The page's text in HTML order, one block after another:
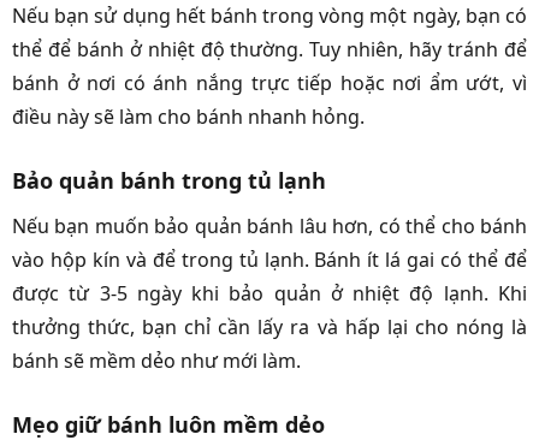
Nếu bạn sử dụng hết bánh trong vòng một ngày, bạn có
thể để bánh ở nhiệt độ thường. Tuy nhiên, hãy tránh để
bánh ở nơi có ánh nắng trực tiếp hoặc nơi ẩm ướt, vì
điều này sẽ làm cho bánh nhanh hỏng.
Bảo quản bánh trong tủ lạnh
Nếu bạn muốn bảo quản bánh lâu hơn, có thể cho bánh
vào hộp kín và để trong tủ lạnh. Bánh ít lá gai có thể để
được từ 3-5 ngày khi bảo quản ở nhiệt độ lạnh. Khi
thưởng thức, bạn chỉ cần lấy ra và hấp lại cho nóng là
bánh sẽ mềm dẻo như mới làm.
Mẹo giữ bánh luôn mềm dẻo